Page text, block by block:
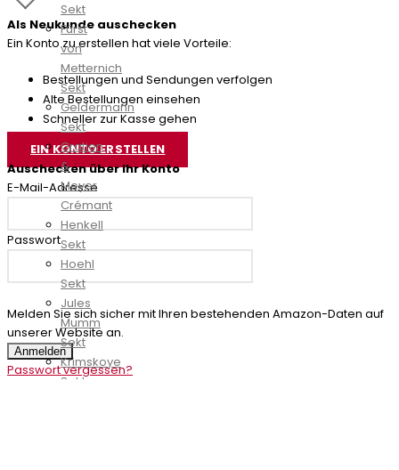
Sekt
Fürst
von
Metternich
Sekt
Geldermann
Sekt
Gratien
&
Meyer
Crémant
Henkell
Sekt
Hoehl
Sekt
Jules
Mumm
Sekt
Krimskoye
Sekt
Als Neukunde auschecken
Ein Konto zu erstellen hat viele Vorteile:
Bestellungen und Sendungen verfolgen
Alte Bestellungen einsehen
Schneller zur Kasse gehen
EIN KONTO ERSTELLEN
Auschecken über Ihr Konto
E-Mail-Adresse
Passwort
Melden Sie sich sicher mit Ihren bestehenden Amazon-Daten auf
unserer Website an.
Anmelden
Passwort vergessen?